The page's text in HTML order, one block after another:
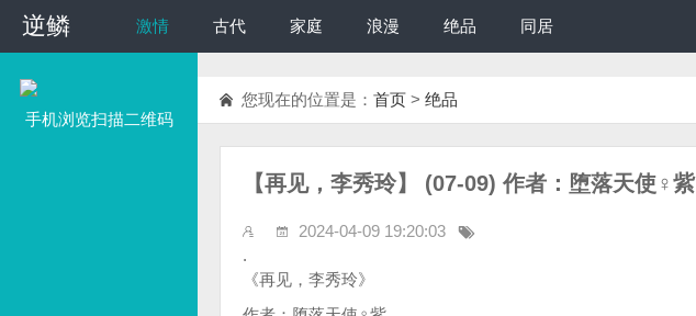
逆鳞
逆鳞 激情 古代 家庭 浪漫 绝品 同居
手机浏览扫描二维码
您现在的位置是： 首页 > 绝品
【再见，李秀玲】 (07-09) 作者：堕落天使♀紫
2024-04-09 19:20:03
.
《再见，李秀玲》